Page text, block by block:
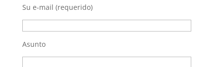
Su e-mail (requerido)
Asunto